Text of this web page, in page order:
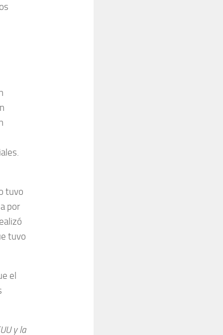
tuvo
por
tuvo
el
y la